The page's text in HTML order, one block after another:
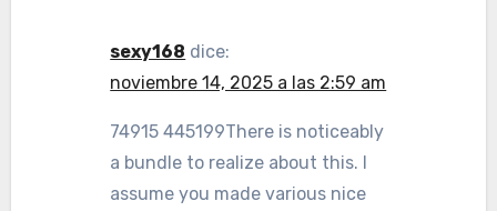
sexy168 dice:
noviembre 14, 2025 a las 2:59 am
74915 445199There is noticeably
a bundle to realize about this. I
assume you made various nice